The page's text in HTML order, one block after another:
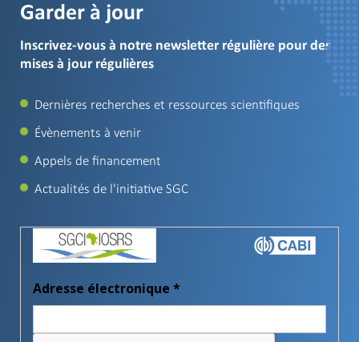
Garder à jour
Inscrivez-vous à notre newsletter régulière pour des
mises à jour régulières
Dernières recherches et ressources scientifiques
Évènements à venir
Appels de financement
Actualités de l'initiative SGC